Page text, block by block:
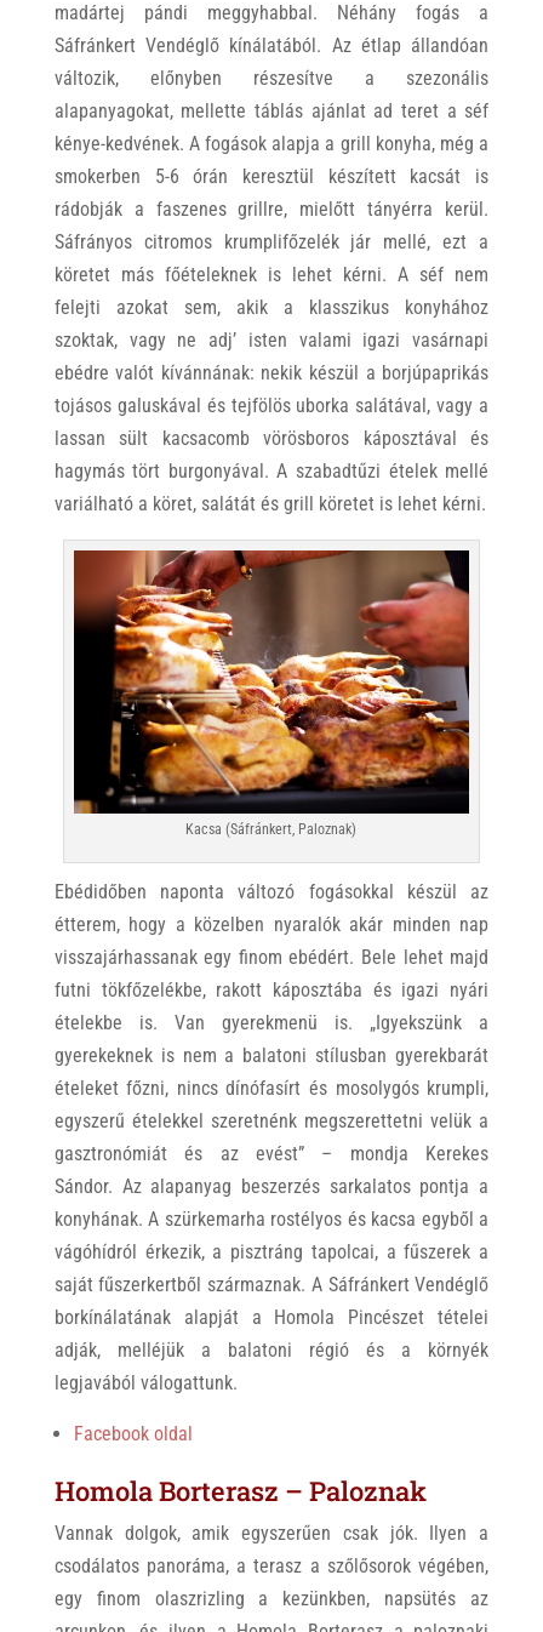
madártej pándi meggyhabbal. Néhány fogás a
Sáfránkert Vendéglő kínálatából. Az étlap állandóan
változik, előnyben részesítve a szezonális
alapanyagokat, mellette táblás ajánlat ad teret a séf
kénye-kedvének. A fogások alapja a grill konyha, még a
smokerben 5-6 órán keresztül készített kacsát is
rádobják a faszenes grillre, mielőtt tányérra kerül.
Sáfrányos citromos krumplifőzelék jár mellé, ezt a
köretet más főételeknek is lehet kérni. A séf nem
felejti azokat sem, akik a klasszikus konyhához
szoktak, vagy ne adj’ isten valami igazi vasárnapi
ebédre valót kívánnának: nekik készül a borjúpaprikás
tojásos galuskával és tejfölös uborka salátával, vagy a
lassan sült kacsacomb vörösboros káposztával és
hagymás tört burgonyával. A szabadtűzi ételek mellé
variálható a köret, salátát és grill köretet is lehet kérni.
Kacsa (Sáfránkert, Paloznak)
Ebédidőben naponta változó fogásokkal készül az
étterem, hogy a közelben nyaralók akár minden nap
visszajárhassanak egy finom ebédért. Bele lehet majd
futni tökfőzelékbe, rakott káposztába és igazi nyári
ételekbe is. Van gyerekmenü is. „Igyekszünk a
gyerekeknek is nem a balatoni stílusban gyerekbarát
ételeket főzni, nincs dínófasírt és mosolygós krumpli,
egyszerű ételekkel szeretnénk megszerettetni velük a
gasztronómiát és az evést” – mondja Kerekes
Sándor. Az alapanyag beszerzés sarkalatos pontja a
konyhának. A szürkemarha rostélyos és kacsa egyből a
vágóhídról érkezik, a pisztráng tapolcai, a fűszerek a
saját fűszerkertből származnak. A Sáfránkert Vendéglő
borkínálatának alapját a Homola Pincészet tételei
adják, melléjük a balatoni régió és a környék
legjavából válogattunk.
Facebook oldal
Homola Borterasz – Paloznak
Vannak dolgok, amik egyszerűen csak jók. Ilyen a
csodálatos panoráma, a terasz a szőlősorok végében,
egy finom olaszrizling a kezünkben, napsütés az